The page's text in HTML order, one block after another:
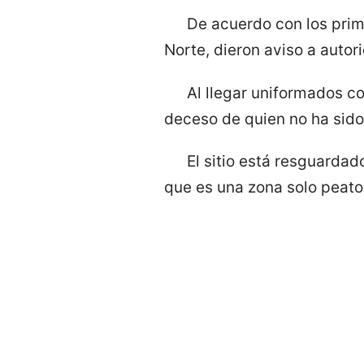
De acuerdo con los
Norte, dieron aviso a
Al llegar uniformados
deceso de quien no ha
El sitio está
que es una zona solo